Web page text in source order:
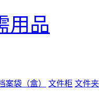
用品
案袋（盒） 文件柜 文件